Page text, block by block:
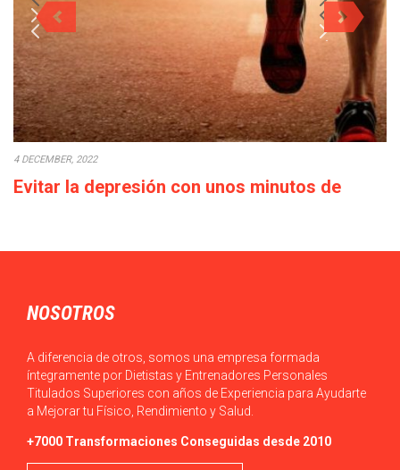
4 DECEMBER, 2022
Evitar la depresión con unos minutos de
NOSOTROS
A diferencia de otros, somos una empresa formada
íntegramente por Dietistas y Entrenadores Personales
Titulados Superiores con años de Experiencia para Ayudarte
a Mejorar tu Físico, Rendimiento y Salud.
+7000 Transformaciones Conseguidas desde 2010